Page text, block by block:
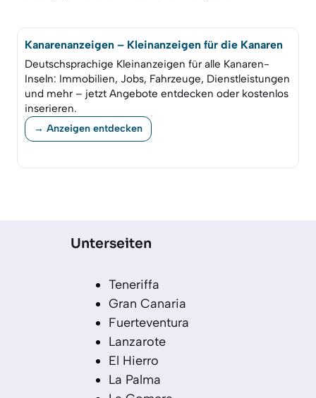
Kanarenanzeigen – Kleinanzeigen für die Kanaren
Deutschsprachige Kleinanzeigen für alle Kanaren-
Inseln: Immobilien, Jobs, Fahrzeuge, Dienstleistungen
und mehr – jetzt Angebote entdecken oder kostenlos
inserieren.
→ Anzeigen entdecken
Unterseiten
Teneriffa
Gran Canaria
Fuerteventura
Lanzarote
El Hierro
La Palma